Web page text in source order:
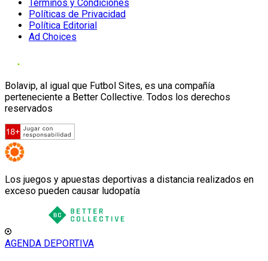
Términos y Condiciones
Políticas de Privacidad
Política Editorial
Ad Choices
Bolavip, al igual que Futbol Sites, es una compañía
perteneciente a Better Collective. Todos los derechos
reservados
Los juegos y apuestas deportivas a distancia realizados en
exceso pueden causar ludopatía
AGENDA DEPORTIVA